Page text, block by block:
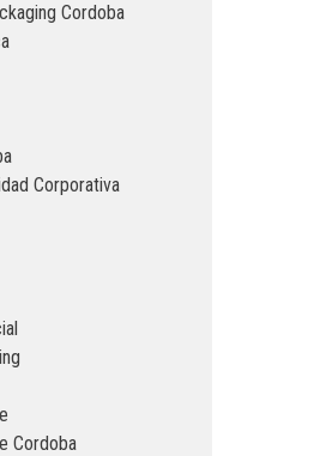
Cordoba
Corporativa
Cordoba